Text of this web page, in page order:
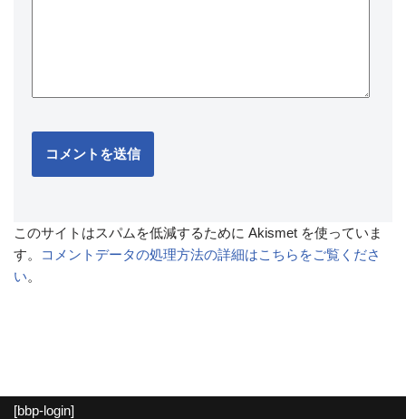
このサイトはスパムを低減するために Akismet を使っていま
す。
コメントデータの処理方法の詳細はこちらをご覧くださ
い。
[bbp-login]